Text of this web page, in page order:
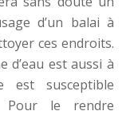
d’un balai à
ces endroits.
d’eau est aussi à
est susceptible
Pour le rendre